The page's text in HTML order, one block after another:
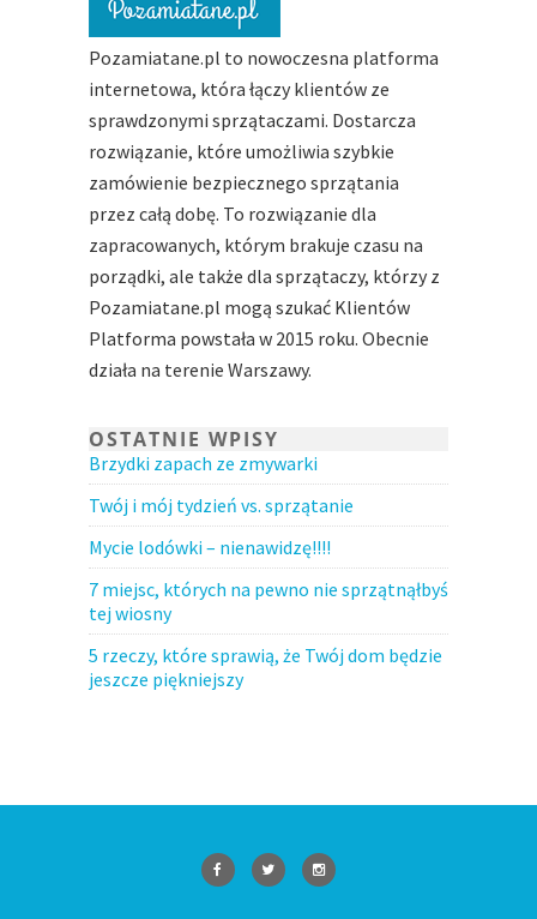
Pozamiatane.pl to nowoczesna platforma
internetowa, która łączy klientów ze
sprawdzonymi sprzątaczami. Dostarcza
rozwiązanie, które umożliwia szybkie
zamówienie bezpiecznego sprzątania
przez całą dobę. To rozwiązanie dla
zapracowanych, którym brakuje czasu na
porządki, ale także dla sprzątaczy, którzy z
Pozamiatane.pl mogą szukać Klientów
Platforma powstała w 2015 roku. Obecnie
działa na terenie Warszawy.
OSTATNIE WPISY
Brzydki zapach ze zmywarki
Twój i mój tydzień vs. sprzątanie
Mycie lodówki – nienawidzę!!!!
7 miejsc, których na pewno nie sprzątnąłbyś
tej wiosny
5 rzeczy, które sprawią, że Twój dom będzie
jeszcze piękniejszy